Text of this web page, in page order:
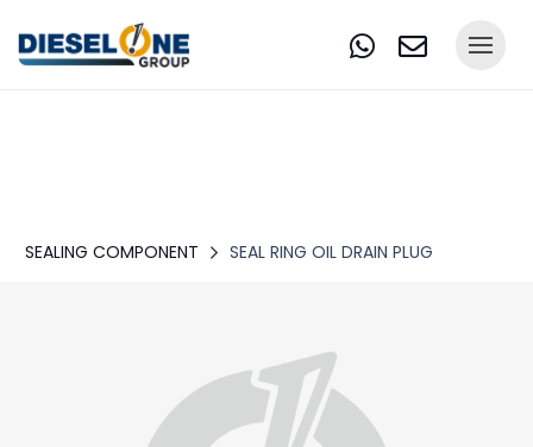
SEALING COMPONENT SEAL RING OIL DRAIN PLUG